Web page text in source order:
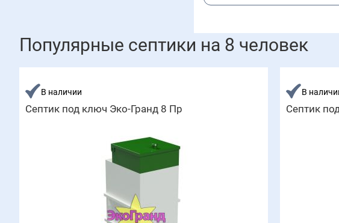
Популярные септики на 8 человек
В наличии
Септик под ключ Эко-Гранд 8 Пр
В
Септик